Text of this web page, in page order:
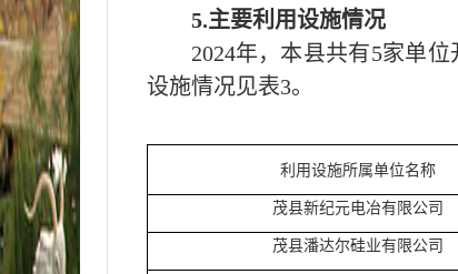
5.主要利用设施情况
2024年，本县共有5家单位
设施情况见表3。
利用设施所属单位名称
茂县新纪元电冶有限公司
茂县潘达尔硅业有限公司